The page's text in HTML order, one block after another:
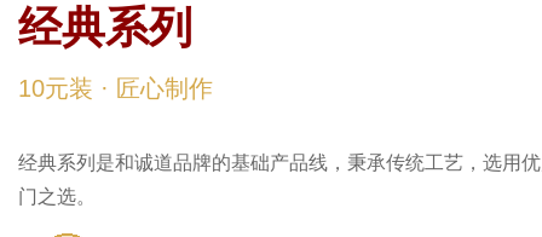
经典系列
10元装 · 匠心制作
经典系列是和诚道品牌的基础产品线，秉承传统工艺，选用
门之选。